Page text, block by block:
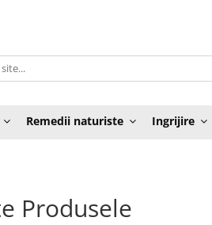
Remedii naturiste Ingrijire
Produsele